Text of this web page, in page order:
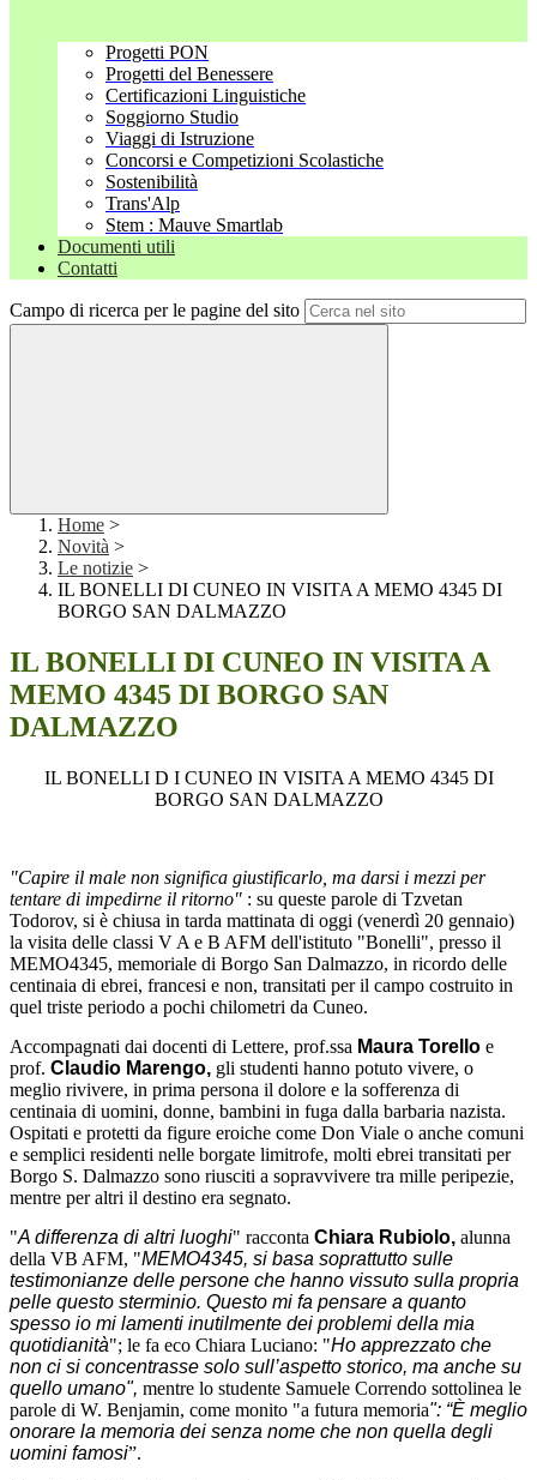
Progetti PON
Progetti del Benessere
Certificazioni Linguistiche
Soggiorno Studio
Viaggi di Istruzione
Concorsi e Competizioni Scolastiche
Sostenibilità
Trans'Alp
Stem : Mauve Smartlab
Documenti utili
Contatti
Campo di ricerca per le pagine del sito
Home >
Novità >
Le notizie >
IL BONELLI DI CUNEO IN VISITA A MEMO 4345 DI
BORGO SAN DALMAZZO
IL BONELLI DI CUNEO IN VISITA A
MEMO 4345 DI BORGO SAN
DALMAZZO
IL BONELLI D I CUNEO IN VISITA A MEMO 4345 DI
BORGO SAN DALMAZZO
"Capire il male non significa giustificarlo, ma darsi i mezzi per
tentare di impedirne il ritorno" : su queste parole di Tzvetan
Todorov, si è chiusa in tarda mattinata di oggi (venerdì 20 gennaio)
la visita delle classi V A e B AFM dell'istituto "Bonelli", presso il
MEMO4345, memoriale di Borgo San Dalmazzo, in ricordo delle
centinaia di ebrei, francesi e non, transitati per il campo costruito in
quel triste periodo a pochi chilometri da Cuneo.
Accompagnati dai docenti di Lettere, prof.ssa Maura Torello e
prof. Claudio Marengo, gli studenti hanno potuto vivere, o
meglio rivivere, in prima persona il dolore e la sofferenza di
centinaia di uomini, donne, bambini in fuga dalla barbaria nazista.
Ospitati e protetti da figure eroiche come Don Viale o anche comuni
e semplici residenti nelle borgate limitrofe, molti ebrei transitati per
Borgo S. Dalmazzo sono riusciti a sopravvivere tra mille peripezie,
mentre per altri il destino era segnato.
"A differenza di altri luoghi" racconta Chiara Rubiolo, alunna
della VB AFM, "MEMO4345, si basa soprattutto sulle
testimonianze delle persone che hanno vissuto sulla propria
pelle questo sterminio. Questo mi fa pensare a quanto
spesso io mi lamenti inutilmente dei problemi della mia
quotidianità"; le fa eco Chiara Luciano: "Ho apprezzato che
non ci si concentrasse solo sull’aspetto storico, ma anche su
quello umano", mentre lo studente Samuele Correndo sottolinea le
parole di W. Benjamin, come monito "a futura memoria": “È meglio
onorare la memoria dei senza nome che non quella degli
uomini famosi”.